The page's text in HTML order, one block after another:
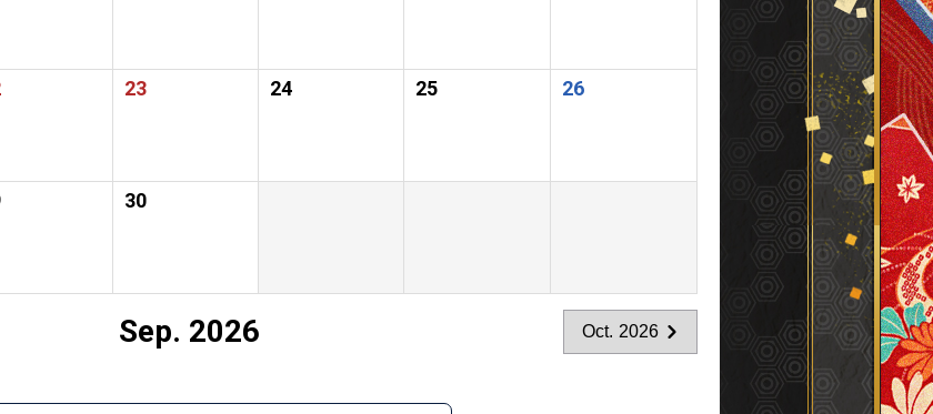
23 24 25 26
30
Sep. 2026 Oct. 2026